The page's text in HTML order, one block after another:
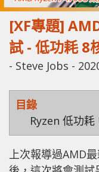
[XF專題]
試 - 低功耗 8
- Steve Jobs -
目錄
Ryzen 低功
上次報導過AMD